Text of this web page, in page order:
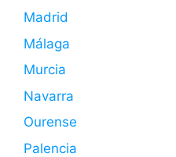
Madrid
Málaga
Murcia
Navarra
Ourense
Palencia